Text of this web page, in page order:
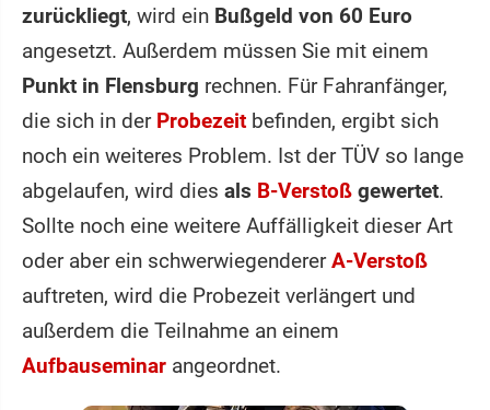
zurückliegt, wird ein Bußgeld von 60 Euro
angesetzt. Außerdem müssen Sie mit einem
Punkt in Flensburg rechnen. Für Fahranfänger,
die sich in der Probezeit befinden, ergibt sich
noch ein weiteres Problem. Ist der TÜV so lange
abgelaufen, wird dies als B-Verstoß gewertet.
Sollte noch eine weitere Auffälligkeit dieser Art
oder aber ein schwerwiegendererA-Verstoß
auftreten, wird die Probezeit verlängert und
außerdem die Teilnahme an einem
Aufbauseminar angeordnet.